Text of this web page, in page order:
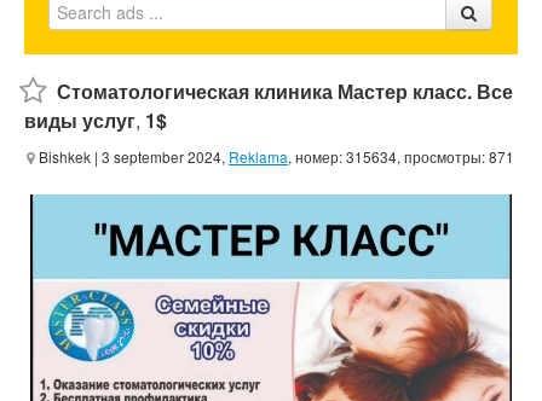
FAQ
Blog
Стоматологическая клиника Мастер класс. Все
виды услуг, 1$
Bishkek | 3 september 2024, Reklama, номер: 315634, просмотры: 871